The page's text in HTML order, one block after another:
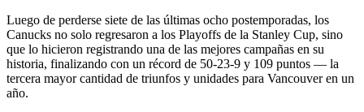
Luego de perderse siete de las últimas ocho postemporadas, los
Canucks no solo regresaron a los Playoffs de la Stanley Cup, sino
que lo hicieron registrando una de las mejores campañas en su
historia, finalizando con un récord de 50-23-9 y 109 puntos — la
tercera mayor cantidad de triunfos y unidades para Vancouver en un
año.